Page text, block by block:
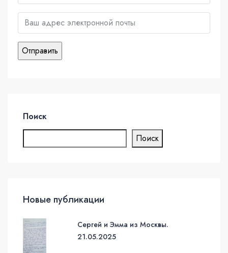
Поиск
Поиск
Новые публикации
Сергей и Эмма из Москвы.
21.05.2025